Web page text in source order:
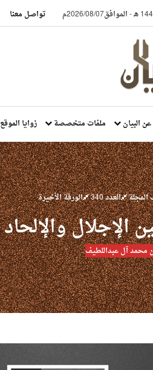
-الموافق2026/08/07م تواصل معنا
عن البيان ملفات متخصصة زوايا الموقع
المجلة العدد 340 الورقة الأخيرة
الإجلال والإلحاد
محمد آل عبداللطيف